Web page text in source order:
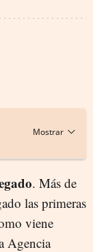
. Más de
las primeras
viene
Agencia